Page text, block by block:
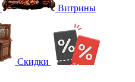
Витрины
Скидки